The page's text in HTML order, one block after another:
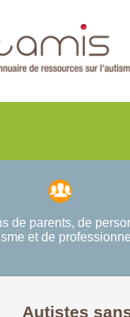
et de
Autistes